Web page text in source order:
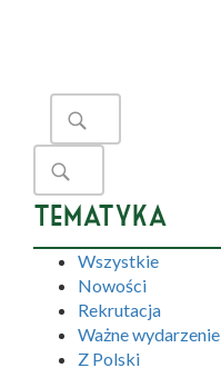
Tematyka
Wszystkie
Nowości
Rekrutacja
Ważne wydarzenie
Z Polski